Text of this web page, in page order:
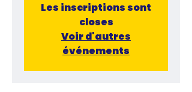
Les inscriptions sont
closes
Voir d'autres
événements